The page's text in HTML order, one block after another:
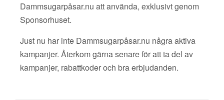
Dammsugarpåsar.nu att använda, exklusivt genom
Sponsorhuset.
Just nu har inte Dammsugarpåsar.nu några aktiva
kampanjer. Återkom gärna senare för att ta del av
kampanjer, rabattkoder och bra erbjudanden.